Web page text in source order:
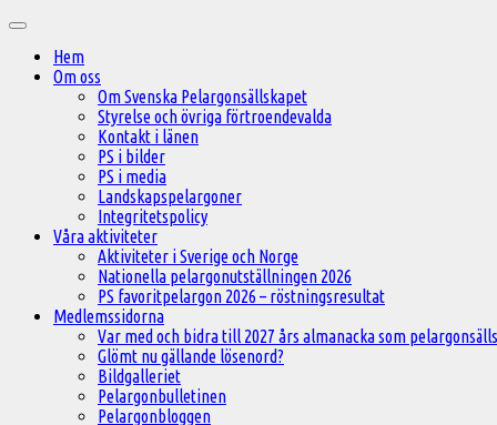
innehåll
Huvudmeny
Hem
Om oss
Om Svenska Pelargonsällskapet
Styrelse och övriga förtroendevalda
Kontakt i länen
PS i bilder
PS i media
Landskapspelargoner
Integritetspolicy
Våra aktiviteter
Aktiviteter i Sverige och Norge
Nationella pelargonutställningen 2026
PS favoritpelargon 2026 – röstningsresultat
Medlemssidorna
Var med och bidra till 2027 års almanacka som
Glömt nu gällande lösenord?
Bildgalleriet
Pelargonbulletinen
Pelargonbloggen